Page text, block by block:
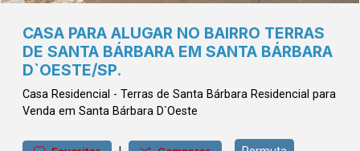
CASA PARA ALUGAR NO BAIRRO TERRAS
DE SANTA BÁRBARA EM SANTA BÁRBARA
D`OESTE/SP.
Casa Residencial - Terras de Santa Bárbara Residencial para
Venda em Santa Bárbara D`Oeste